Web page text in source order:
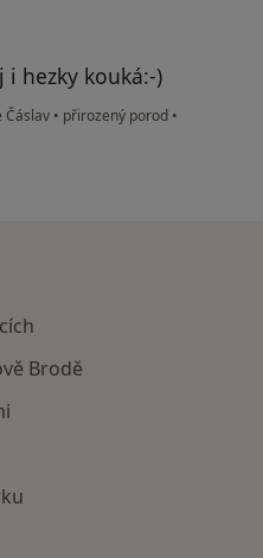
i hezky kouká:-)
Čáslav • přirozený porod •
Brodě